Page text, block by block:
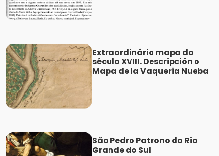
Extraordinário mapa do
século XVIII. Descripción o
Mapa de la Vaqueria Nueba
São Pedro Patrono do Rio
Grande do Sul